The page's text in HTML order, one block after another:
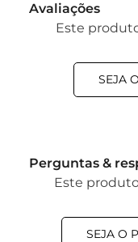
Avaliações
Este
SEJA
Perguntas &
Este
SEJA O